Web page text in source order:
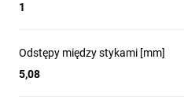
1
Odstępy między stykami [mm]
5,08